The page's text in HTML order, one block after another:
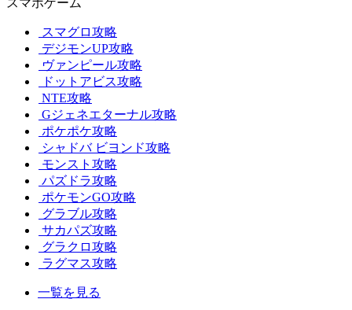
スマグロ攻略
デジモンUP攻略
ヴァンピール攻略
ドットアビス攻略
NTE攻略
Gジェネエターナル攻略
ポケポケ攻略
シャドバ ビヨンド攻略
モンスト攻略
パズドラ攻略
ポケモンGO攻略
グラブル攻略
サカパズ攻略
グラクロ攻略
ラグマス攻略
一覧を見る